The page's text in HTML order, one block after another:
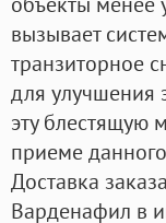
вызывает
транзиторное
для улучшения
эту блестящую
приеме
Доставка
Варденафил в